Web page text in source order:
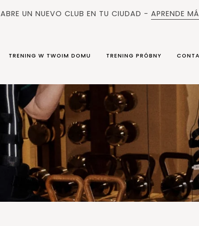
ABRE UN NUEVO CLUB EN TU CIUDAD - APRENDE
TRENING W TWOIM DOMU TRENING PRÓBNY